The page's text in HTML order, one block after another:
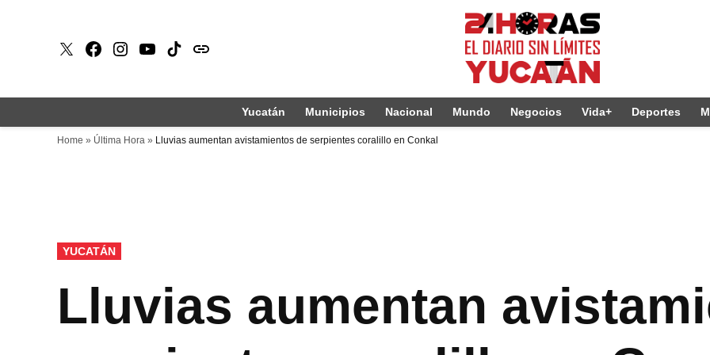
X Faceboook
Instagram
Youtube
Tiktokissuu
Yucatán Municipios Nacional Mundo Negocios Vida+ Deportes
Home » Última Hora » Lluvias aumentan avistamientos de serpientes coralillo en Conkal
PUBLICADO
EN
YUCATÁN
Lluvias aumentan